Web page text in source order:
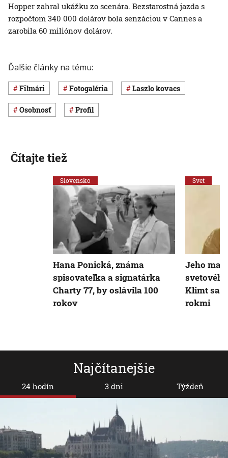
Hopper zahral ukážku zo scenára. Bezstarostná jazda s
rozpočtom 340 000 dolárov bola senzáciou v Cannes a
zarobila 60 miliónov dolárov.
Ďalšie články na tému:
filmári Fotogaléria laszlo kovacs
osobnosť profil
Najčítanejšie
24 hodín 3 dni Týždeň
Čítajte tiež
Slovensko
Hana Ponická, známa
spisovateľka a signatárka
Charty 77, by oslávila 100
rokov
Svet
Jeho
Klimt sa
rokmi